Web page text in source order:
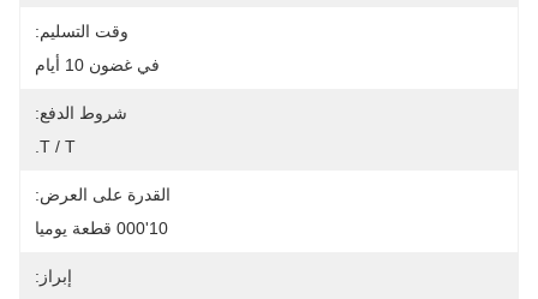
وقت التسليم:
في غضون 10 أيام
شروط الدفع:
T / T.
القدرة على العرض:
10'000 قطعة يوميا
إبراز: